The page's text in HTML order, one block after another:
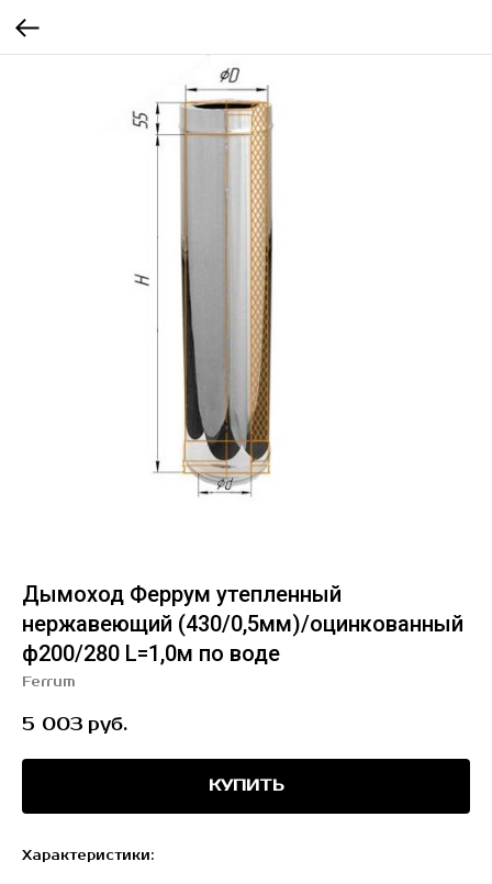
Дымоход Феррум утепленный
нержавеющий (430/0,5мм)/оцинкованный
ф200/280 L=1,0м по воде
Ferrum
5 003 руб.
КУПИТЬ
Характеристики: